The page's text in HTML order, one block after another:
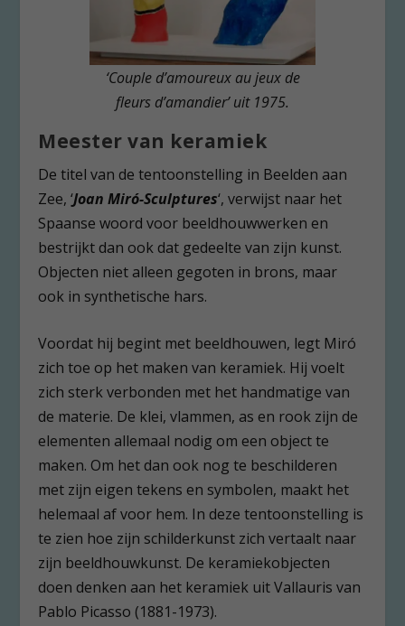
‘Couple d’amoureux au jeux de
fleurs d’amandier’ uit 1975.
Meester van keramiek
De titel van de tentoonstelling in Beelden aan
Zee, ‘Joan Miró-Sculptures‘, verwijst naar het
Spaanse woord voor beeldhouwwerken en
bestrijkt dan ook dat gedeelte van zijn kunst.
Objecten niet alleen gegoten in brons, maar
ook in synthetische hars.
Voordat hij begint met beeldhouwen, legt Miró
zich toe op het maken van keramiek. Hij voelt
zich sterk verbonden met het handmatige van
de materie. De klei, vlammen, as en rook zijn de
elementen allemaal nodig om een object te
maken. Om het dan ook nog te beschilderen
met zijn eigen tekens en symbolen, maakt het
helemaal af voor hem. In deze tentoonstelling is
te zien hoe zijn schilderkunst zich vertaalt naar
zijn beeldhouwkunst. De keramiekobjecten
doen denken aan het keramiek uit Vallauris van
Pablo Picasso (1881-1973).